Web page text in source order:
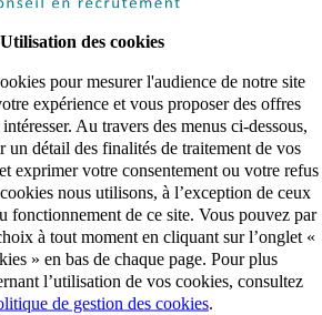
Utilisation des cookies
pour mesurer l'audience de notre site
expérience et vous proposer des offres
Au travers des menus ci-dessous,
un détail des finalités de traitement de vos
exprimer votre consentement ou votre refus
nous utilisons, à l’exception de ceux
fonctionnement de ce site. Vous pouvez par
à tout moment en cliquant sur l’onglet «
» en bas de chaque page. Pour plus
l’utilisation de vos cookies, consultez
de gestion des cookies
en recrutement
et ses enjeux
clients et nos talents
en recrutement
et ses enjeux